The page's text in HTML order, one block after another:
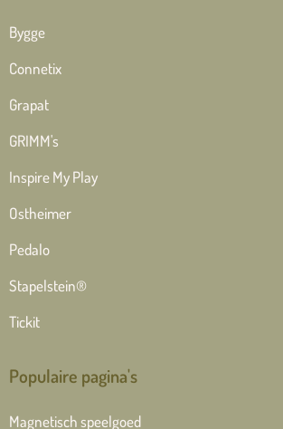
Bygge
Connetix
Grapat
GRIMM's
Inspire My Play
Ostheimer
Pedalo
Stapelstein®
Tickit
Populaire pagina's
Magnetisch speelgoed